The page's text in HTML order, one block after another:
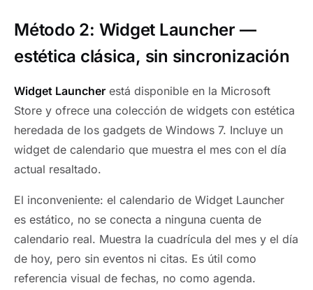
Método 2: Widget Launcher —
estética clásica, sin sincronización
Widget Launcher está disponible en la Microsoft
Store y ofrece una colección de widgets con estética
heredada de los gadgets de Windows 7. Incluye un
widget de calendario que muestra el mes con el día
actual resaltado.
El inconveniente: el calendario de Widget Launcher
es estático, no se conecta a ninguna cuenta de
calendario real. Muestra la cuadrícula del mes y el día
de hoy, pero sin eventos ni citas. Es útil como
referencia visual de fechas, no como agenda.